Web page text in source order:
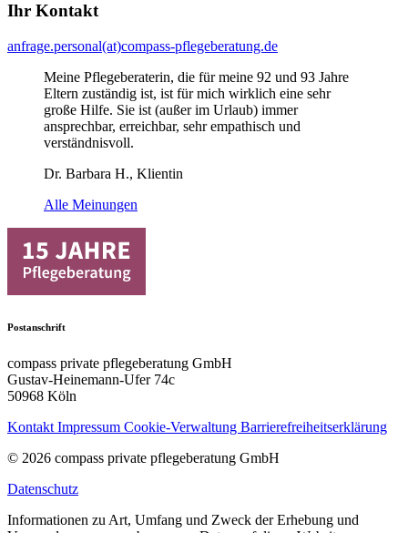
Ihr Kontakt
anfrage.personal(at)compass-pflegeberatung.de
Meine Pflegeberaterin, die für meine 92 und 93 Jahre
Eltern zuständig ist, ist für mich wirklich eine sehr
große Hilfe. Sie ist (außer im Urlaub) immer
ansprechbar, erreichbar, sehr empathisch und
verständnisvoll.
Dr. Barbara H., Klientin
Alle Meinungen
Postanschrift
compass private pflegeberatung GmbH
Gustav-Heinemann-Ufer 74c
50968 Köln
Kontakt Impressum Cookie-Verwaltung Barrierefreiheitserklärung
© 2026 compass private pflegeberatung GmbH
Datenschutz
Informationen zu Art, Umfang und Zweck der Erhebung und